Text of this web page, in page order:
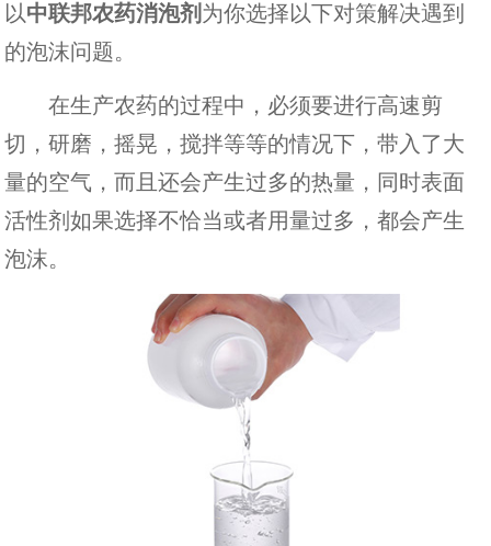
以中联邦农药消泡剂 为你选择以下对策解决遇到
的泡沫问题。
在生产农药的过程中，必须要进行高速剪
切，研磨，摇晃，搅拌等等的情况下，带入了大
量的空气，而且还会产生过多的热量，同时表面
活性剂如果选择不恰当或者用量过多，都会产生
泡沫。